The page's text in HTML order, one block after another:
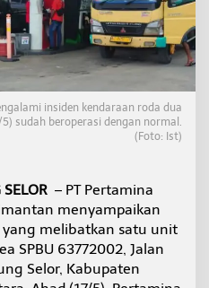
insiden kendaraan roda dua
sudah beroperasi dengan normal.
(Foto: Ist)
– PT Pertamina
menyampaikan
melibatkan satu unit
SPBU 63772002, Jalan
Selor, Kabupaten